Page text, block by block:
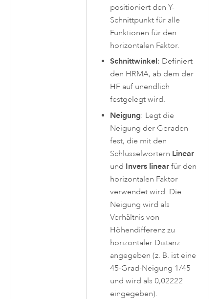
positioniert den Y-
Schnittpunkt für alle
Funktionen für den
horizontalen Faktor.
Schnittwinkel : Definiert
den HRMA, ab dem der
HF auf unendlich
festgelegt wird.
Neigung: Legt die
Neigung der Geraden
fest, die mit den
Schlüsselwörtern Linear
und Invers linear für den
horizontalen Faktor
verwendet wird. Die
Neigung wird als
Verhältnis von
Höhendifferenz zu
horizontaler Distanz
angegeben (z. B. ist eine
45-Grad-Neigung 1/45
und wird als 0,02222
eingegeben).